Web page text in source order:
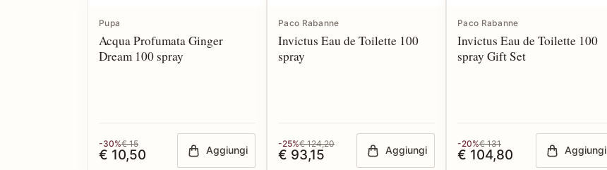
Pupa
Acqua Profumata Ginger
Dream 100 spray
-30%€ 15
€ 10,50 Aggiungi
Paco Rabanne
Invictus Eau de Toilette 100
spray
-25%€ 124,20
€ 93,15 Aggiungi
Paco Rabanne
Invictus Eau de Toilette 100
spray Gift Set
-20%€ 131
€ 104,80 Aggiungi